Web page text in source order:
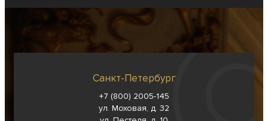
Санкт-Петербург
+7 (800) 2005-145
ул. Моховая, д. 32